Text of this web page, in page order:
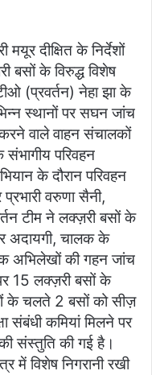
मयूर दीक्षित के निर्देशों
बसों के विरुद्ध विशेष
(प्रवर्तन) नेहा झा के
स्थानों पर सघन जांच
वाले वाहन संचालकों
परिवहन
के दौरान परिवहन
वरुणा सैनी,
टीम ने लक्ज़री बसों के
अदायगी, चालक के
अभिलेखों की गहन जांच
15 लक्ज़री बसों के
के चलते 2 बसों को सीज़
संबंधी कमियां मिलने पर
संस्तुति की गई है।
में विशेष निगरानी रखी